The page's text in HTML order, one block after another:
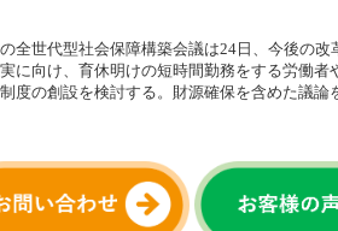
全世代型社会保障構築会議は24日、今後の
に向け、育休明けの短時間勤務をする労働
度の創設を検討する。財源確保を含めた議